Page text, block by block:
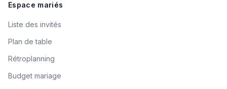
Espace mariés
Liste des invités
Plan de table
Rétroplanning
Budget mariage